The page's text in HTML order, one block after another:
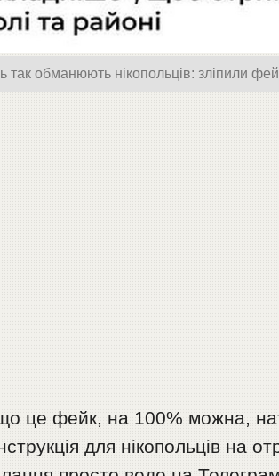
так обманюють нікопольців: зліпили
це фейк, на 100% можна,
для нікопольців на